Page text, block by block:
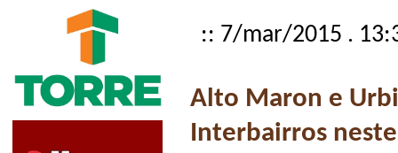
:: 7/mar/2015 .
Alto Maron e
Interbairros